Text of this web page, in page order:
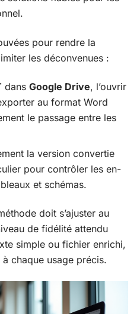
pour rendre la
les déconvenues :
dans Google Drive, l’ouvrir
au format Word
le passage entre les
la version convertie
pour contrôler les en-
et schémas.
doit s’ajuster au
de fidélité attendu
simple ou fichier enrichi,
chaque usage précis.